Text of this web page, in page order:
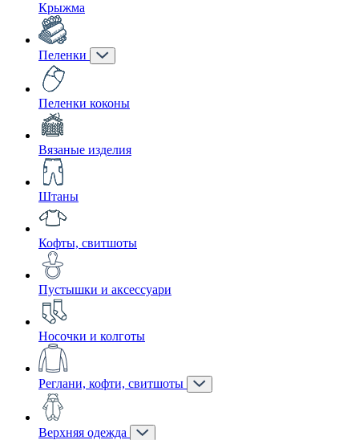
Крыжма
Пеленки
Пеленки коконы
Вязаные изделия
Штаны
Кофты, свитшоты
Пустышки и аксессуари
Носочки и колготы
Реглани, кофти, свитшоты
Верхняя одежда